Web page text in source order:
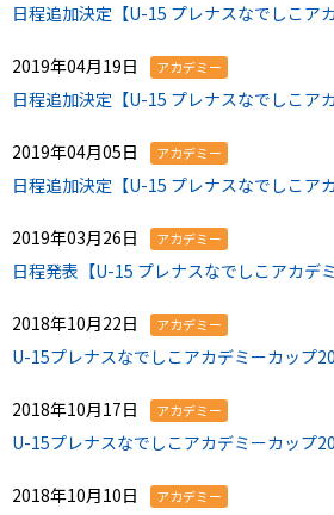
日程追加決定【U-15 プレナスなでしこア
2019年04月19日 アカデミー
日程追加決定【U-15 プレナスなでしこア
2019年04月05日 アカデミー
日程追加決定【U-15 プレナスなでしこア
2019年03月26日 アカデミー
日程発表【U-15 プレナスなでしこアカデ
2018年10月22日 アカデミー
U-15プレナスなでしこアカデミーカップ
2018年10月17日 アカデミー
U-15プレナスなでしこアカデミーカップ
2018年10月10日 アカデミー